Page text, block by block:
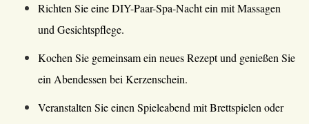
Richten Sie eine DIY-Paar-Spa-Nacht ein mit Massagen
und Gesichtspflege.
Kochen Sie gemeinsam ein neues Rezept und genießen Sie
ein Abendessen bei Kerzenschein.
Veranstalten Sie einen Spieleabend mit Brettspielen oder